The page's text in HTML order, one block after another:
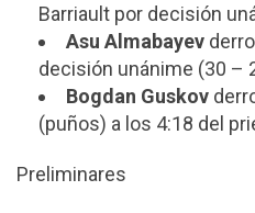
Barriault por decisión
Asu Almabayev
decisión unánime (30 –
Bogdan Guskov
(puños) a los 4:18 del
Preliminares